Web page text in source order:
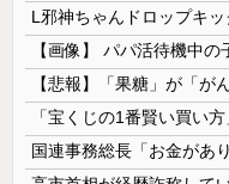
【悲報】「果糖」が「が
「宝くじの1番賢い買い